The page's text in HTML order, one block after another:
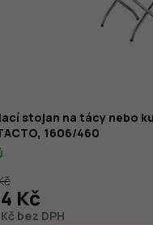
stojan na tácy nebo
1606/460
bez DPH
Kč